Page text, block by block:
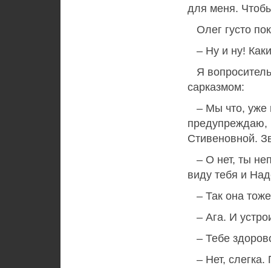
для меня.
Олег густо
– Ну и ну!
Я
сарказмом:
– Мы что, уже
предупреждаю,
Стивеновной.
– О нет, ты
виду тебя и
– Так она
– Ага. И
– Тебе
– Нет, слегка.